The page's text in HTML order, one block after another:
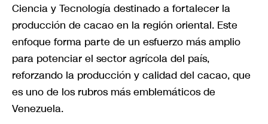
Ciencia y Tecnología destinado a fortalecer la
producción de cacao en la región oriental. Este
enfoque forma parte de un esfuerzo más amplio
para potenciar el sector agrícola del país,
reforzando la producción y calidad del cacao, que
es uno de los rubros más emblemáticos de
Venezuela.